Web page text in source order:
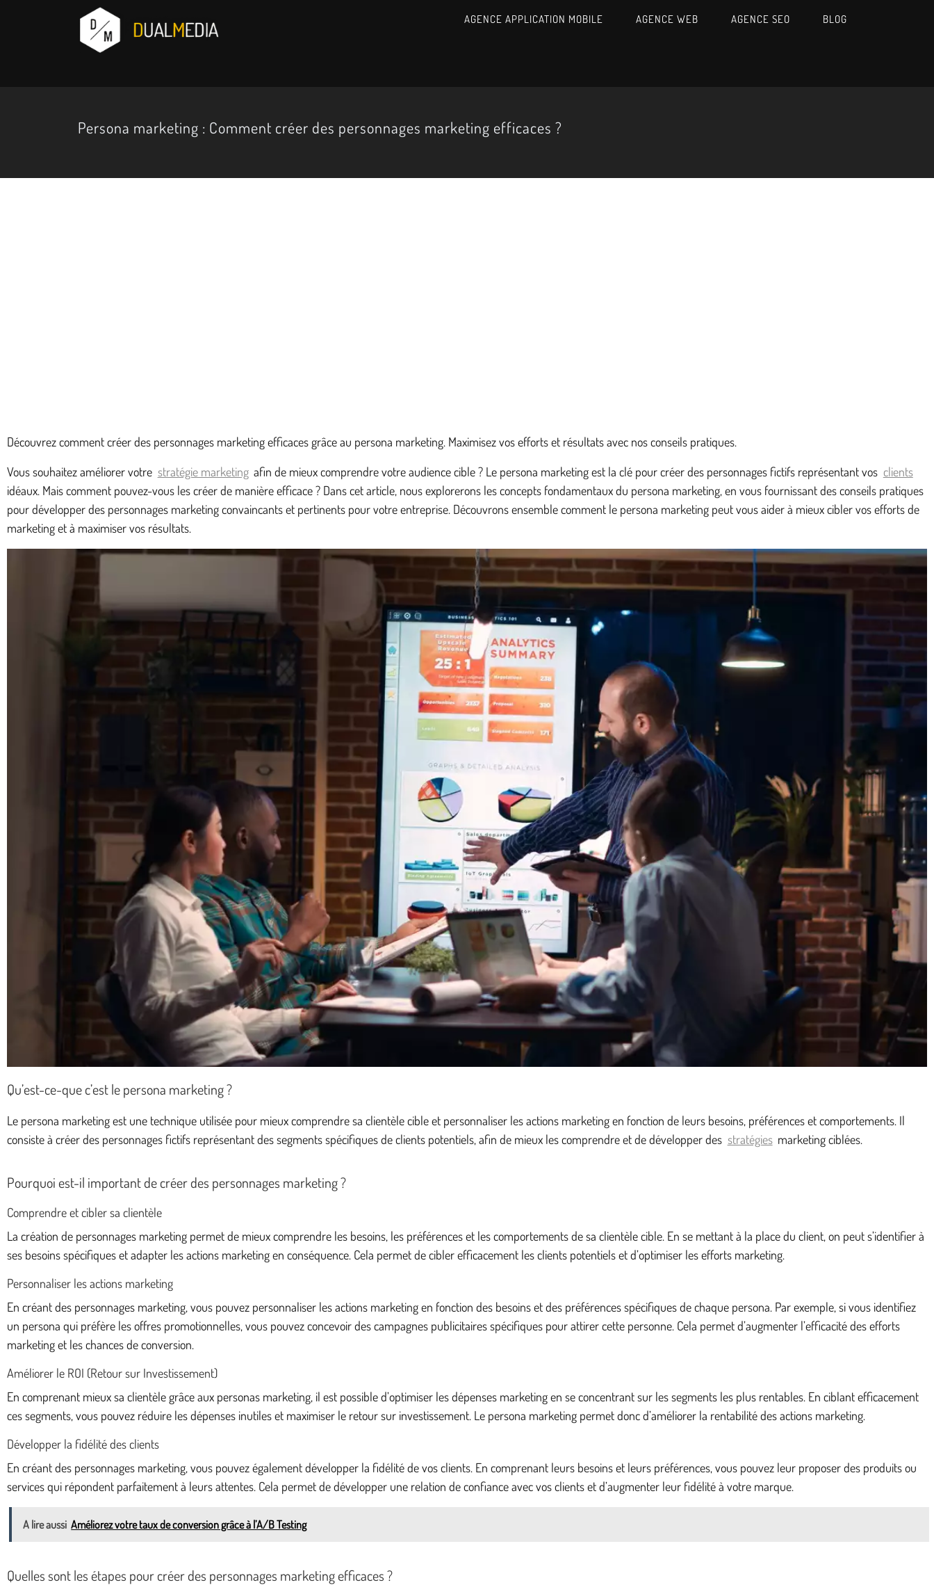
AGENCE APPLICATION MOBILE AGENCE WEB AGENCE SEO BLOG
Persona marketing : Comment créer des personnages marketing efficaces ?
Découvrez comment créer des personnages marketing efficaces grâce au persona marketing. Maximisez vos efforts et résultats avec nos conseils pratiques.
Vous souhaitez améliorer votre stratégie marketing afin de mieux comprendre votre audience cible ? Le persona marketing est la clé pour créer des personnages fictifs représentant vos clients
idéaux. Mais comment pouvez-vous les créer de manière efficace ? Dans cet article, nous explorerons les concepts fondamentaux du persona marketing, en vous fournissant des conseils pratiques
pour développer des personnages marketing convaincants et pertinents pour votre entreprise. Découvrons ensemble comment le persona marketing peut vous aider à mieux cibler vos efforts de
marketing et à maximiser vos résultats.
Qu’est-ce-que c’est le persona marketing ?
Le persona marketing est une technique utilisée pour mieux comprendre sa clientèle cible et personnaliser les actions marketing en fonction de leurs besoins, préférences et comportements. Il
consiste à créer des personnages fictifs représentant des segments spécifiques de clients potentiels, afin de mieux les comprendre et de développer des stratégies marketing ciblées.
Pourquoi est-il important de créer des personnages marketing ?
Comprendre et cibler sa clientèle
La création de personnages marketing permet de mieux comprendre les besoins, les préférences et les comportements de sa clientèle cible. En se mettant à la place du client, on peut s’identifier à
ses besoins spécifiques et adapter les actions marketing en conséquence. Cela permet de cibler efficacement les clients potentiels et d’optimiser les efforts marketing.
Personnaliser les actions marketing
En créant des personnages marketing, vous pouvez personnaliser les actions marketing en fonction des besoins et des préférences spécifiques de chaque persona. Par exemple, si vous identifiez
un persona qui préfère les offres promotionnelles, vous pouvez concevoir des campagnes publicitaires spécifiques pour attirer cette personne. Cela permet d’augmenter l’efficacité des efforts
marketing et les chances de conversion.
Améliorer le ROI (Retour sur Investissement)
En comprenant mieux sa clientèle grâce aux personas marketing, il est possible d’optimiser les dépenses marketing en se concentrant sur les segments les plus rentables. En ciblant efficacement
ces segments, vous pouvez réduire les dépenses inutiles et maximiser le retour sur investissement. Le persona marketing permet donc d’améliorer la rentabilité des actions marketing.
Développer la fidélité des clients
En créant des personnages marketing, vous pouvez également développer la fidélité de vos clients. En comprenant leurs besoins et leurs préférences, vous pouvez leur proposer des produits ou
services qui répondent parfaitement à leurs attentes. Cela permet de développer une relation de confiance avec vos clients et d’augmenter leur fidélité à votre marque.
A lire aussi Améliorez votre taux de conversion grâce à l’A/B Testing
Quelles sont les étapes pour créer des personnages marketing efficaces ?